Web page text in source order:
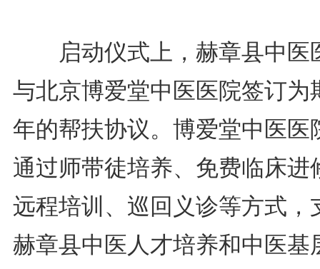
启动仪式上，赫章县中医
与北京博爱堂中医医院签订为
年的帮扶协议。博爱堂中医医
通过师带徒培养、免费临床进
远程培训、巡回义诊等方式，
赫章县中医人才培养和中医基